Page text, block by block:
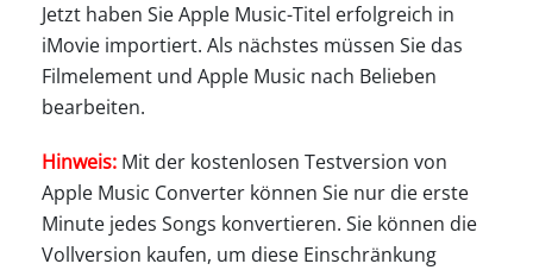
Jetzt haben Sie Apple Music-Titel erfolgreich in
iMovie importiert. Als nächstes müssen Sie das
Filmelement und Apple Music nach Belieben
bearbeiten.
Hinweis: Mit der kostenlosen Testversion von
Apple Music Converter können Sie nur die erste
Minute jedes Songs konvertieren. Sie können die
Vollversion kaufen, um diese Einschränkung